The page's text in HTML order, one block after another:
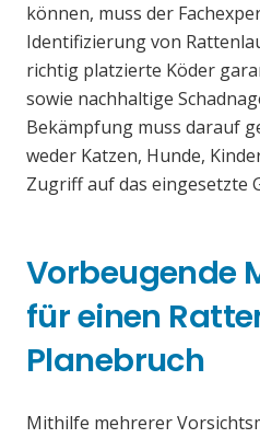
können, muss der
Identifizierung von
richtig platzierte Köder
sowie nachhaltige
Bekämpfung muss darauf
weder Katzen, Hunde,
Zugriff auf das eingesetzte
Vorbeugende
für einen
Planebruch
Mithilfe mehrerer